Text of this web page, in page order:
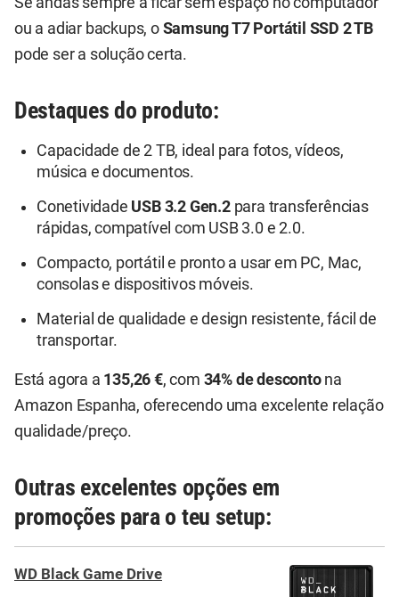
ou a adiar backups, o Samsung T7 Portátil SSD 2 TB
pode ser a solução certa.
Destaques do produto:
Capacidade de 2 TB, ideal para fotos, vídeos,
música e documentos.
Conetividade USB 3.2 Gen.2para transferências
rápidas, compatível com USB 3.0 e 2.0.
Compacto, portátil e pronto a usar em PC, Mac,
consolas e dispositivos móveis.
Material de qualidade e design resistente, fácil de
transportar.
Está agora a 135,26 €, com 34% de descontona
Amazon Espanha, oferecendo uma excelente relação
qualidade/preço.
Outras excelentes opções em
promoções para o teu setup:
WD Black Game Drive